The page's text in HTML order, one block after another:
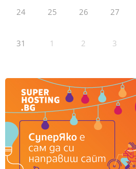
24 25 26 27
31 1 2 3